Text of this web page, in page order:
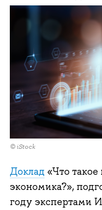
© iStock
Доклад «Что
экономика?»,
году экспертами